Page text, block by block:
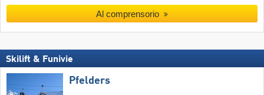
Al comprensorio
Skilift & Funivie
Pfelders